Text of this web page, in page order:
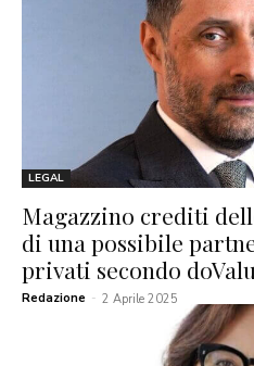
LEGAL
Magazzino crediti
di una possibile
privati secondo
Redazione - 2 Aprile 2025